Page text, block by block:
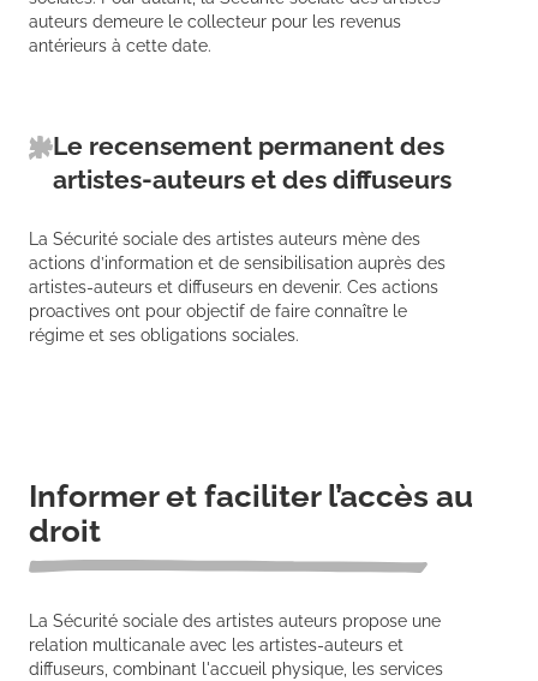
auteurs demeure le collecteur pour les revenus
antérieurs à cette date.
Le recensement permanent des
artistes-auteurs et des diffuseurs
La Sécurité sociale des artistes auteurs mène des
actions d’information et de sensibilisation auprès des
artistes-auteurs et diffuseurs en devenir. Ces actions
proactives ont pour objectif de faire connaître le
régime et ses obligations sociales.
Informer et faciliter l’accès au
droit
La Sécurité sociale des artistes auteurs propose une
relation multicanale avec les artistes-auteurs et
diffuseurs, combinant l'accueil physique, les services